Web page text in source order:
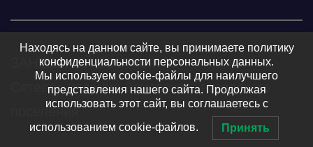
ЗАНЕВСКИЙ ВЕСТНИК 16+
Сетевое издание Заневского городского
поселения
Находясь на данном сайте, вы принимаете политику
конфиденциальности персональных данных.
Мы используем cookie-файлы для наилучшего
представления нашего сайта. Продолжая
использовать этот сайт, вы соглашаетесь с
использованием cookie-файлов. Принять